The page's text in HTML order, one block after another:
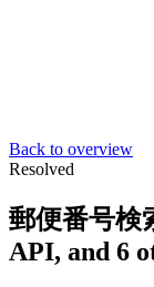
Back to overview
Resolved
郵便番号検
API, and 6